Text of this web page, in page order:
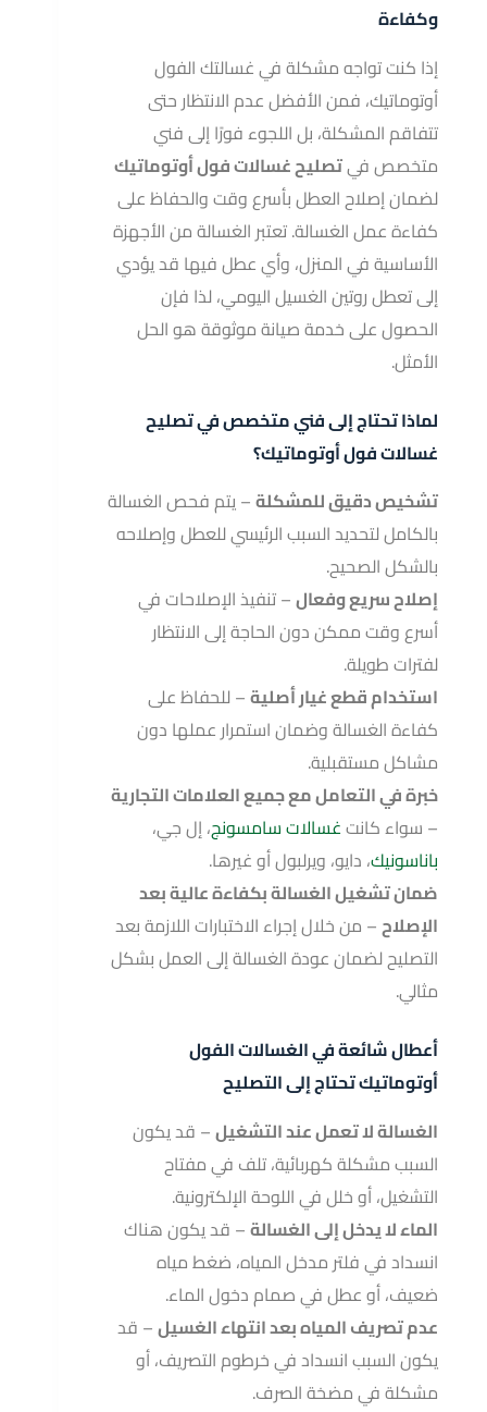
وكفاءة
إذا كنت تواجه مشكلة في غسالتك الفول
أوتوماتيك، فمن الأفضل عدم الانتظار حتى
تتفاقم المشكلة، بل اللجوء فورًا إلى فني
متخصص فيتصليح غسالات فول أوتوماتيك
لضمان إصلاح العطل بأسرع وقت والحفاظ على
كفاءة عمل الغسالة. تعتبر الغسالة من الأجهزة
الأساسية في المنزل، وأي عطل فيها قد يؤدي
إلى تعطل روتين الغسيل اليومي، لذا فإن
الحصول على خدمة صيانة موثوقة هو الحل
الأمثل.
لماذا تحتاج إلى فني متخصص في تصليح
غسالات فول أوتوماتيك؟
تشخيص دقيق للمشكلة– يتم فحص الغسالة
بالكامل لتحديد السبب الرئيسي للعطل وإصلاحه
بالشكل الصحيح.
إصلاح سريع وفعال– تنفيذ الإصلاحات في
أسرع وقت ممكن دون الحاجة إلى الانتظار
لفترات طويلة.
استخدام قطع غيار أصلية– للحفاظ على
كفاءة الغسالة وضمان استمرار عملها دون
مشاكل مستقبلية.
خبرة في التعامل مع جميع العلامات التجارية
– سواء كانتغسالات سامسونج، إل جي،
باناسونيك، دايو، ويرلبول أو غيرها.
ضمان تشغيل الغسالة بكفاءة عالية بعد
الإصلاح– من خلال إجراء الاختبارات اللازمة بعد
التصليح لضمان عودة الغسالة إلى العمل بشكل
مثالي.
أعطال شائعة في الغسالات الفول
أوتوماتيك تحتاج إلى التصليح
الغسالة لا تعمل عند التشغيل– قد يكون
السبب مشكلة كهربائية، تلف في مفتاح
التشغيل، أو خلل في اللوحة الإلكترونية.
الماء لا يدخل إلى الغسالة– قد يكون هناك
انسداد في فلتر مدخل المياه، ضغط مياه
ضعيف، أو عطل في صمام دخول الماء.
عدم تصريف المياه بعد انتهاء الغسيل– قد
يكون السبب انسداد في خرطوم التصريف، أو
مشكلة في مضخة الصرف.